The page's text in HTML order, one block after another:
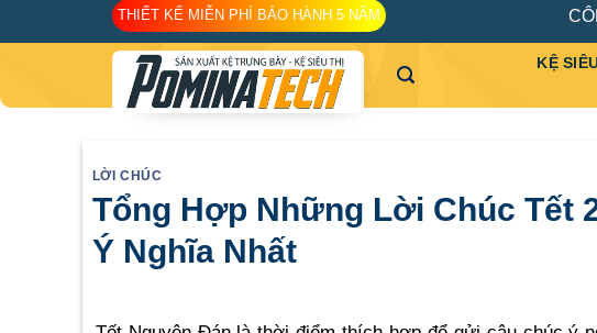
to
THIẾT KẾ MIỄN PHÍ BẢO HÀNH 5 NĂM
KỆ
LỜI CHÚC
Tổng Hợp Những Lời Chúc Tết
Ý Nghĩa Nhất